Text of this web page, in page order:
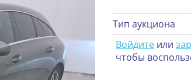
Тип аукциона
Войдите или
чтобы